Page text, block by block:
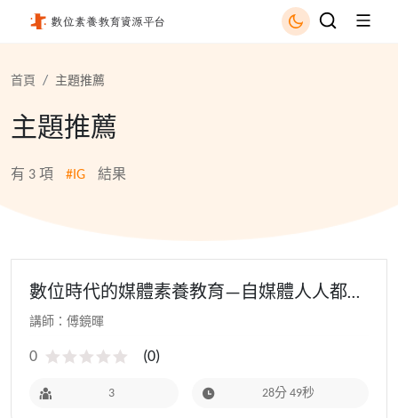
首頁 主題推薦
主題推薦
有 3 項 #IG 結果
數位時代的媒體素養教育—自媒體人人都可
以當網紅 - 111教師研習(基地學校場)
講師：傅鏡暉
0 (0)
3 28分 49秒